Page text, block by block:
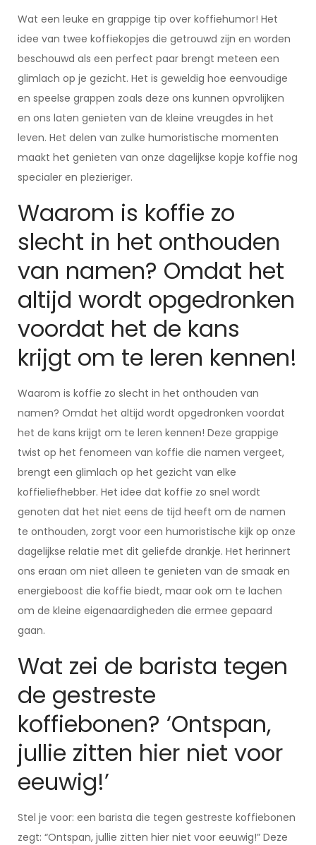
Wat een leuke en grappige tip over koffiehumor! Het
idee van twee koffiekopjes die getrouwd zijn en worden
beschouwd als een perfect paar brengt meteen een
glimlach op je gezicht. Het is geweldig hoe eenvoudige
en speelse grappen zoals deze ons kunnen opvrolijken
en ons laten genieten van de kleine vreugdes in het
leven. Het delen van zulke humoristische momenten
maakt het genieten van onze dagelijkse kopje koffie nog
specialer en plezieriger.
Waarom is koffie zo
slecht in het onthouden
van namen? Omdat het
altijd wordt opgedronken
voordat het de kans
krijgt om te leren kennen!
Waarom is koffie zo slecht in het onthouden van
namen? Omdat het altijd wordt opgedronken voordat
het de kans krijgt om te leren kennen! Deze grappige
twist op het fenomeen van koffie die namen vergeet,
brengt een glimlach op het gezicht van elke
koffieliefhebber. Het idee dat koffie zo snel wordt
genoten dat het niet eens de tijd heeft om de namen
te onthouden, zorgt voor een humoristische kijk op onze
dagelijkse relatie met dit geliefde drankje. Het herinnert
ons eraan om niet alleen te genieten van de smaak en
energieboost die koffie biedt, maar ook om te lachen
om de kleine eigenaardigheden die ermee gepaard
gaan.
Wat zei de barista tegen
de gestreste
koffiebonen? ‘Ontspan,
jullie zitten hier niet voor
eeuwig!’
Stel je voor: een barista die tegen gestreste koffiebonen
zegt: “Ontspan, jullie zitten hier niet voor eeuwig!” Deze